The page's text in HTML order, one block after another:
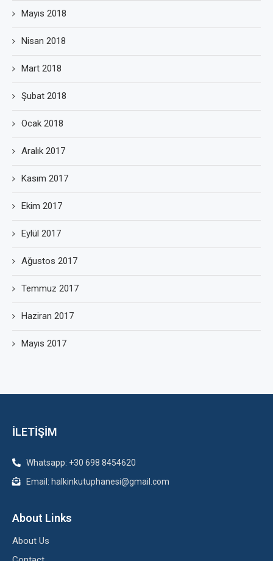
Mayıs 2018
Nisan 2018
Mart 2018
Şubat 2018
Ocak 2018
Aralık 2017
Kasım 2017
Ekim 2017
Eylül 2017
Ağustos 2017
Temmuz 2017
Haziran 2017
Mayıs 2017
İLETİŞİM
Whatsapp: +30 698 8454620
Email: halkinkutuphanesi@gmail.com
About Links
About Us